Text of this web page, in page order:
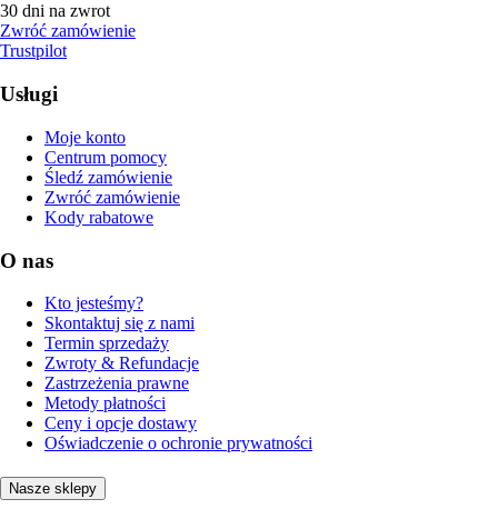
30 dni na zwrot
Zwróć zamówienie
Trustpilot
Usługi
Moje konto
Centrum pomocy
Śledź zamówienie
Zwróć zamówienie
Kody rabatowe
O nas
Kto jesteśmy?
Skontaktuj się z nami
Termin sprzedaży
Zwroty & Refundacje
Zastrzeżenia prawne
Metody płatności
Ceny i opcje dostawy
Oświadczenie o ochronie prywatności
Nasze sklepy